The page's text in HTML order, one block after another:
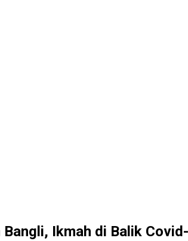
Bangli, Ikmah di Balik